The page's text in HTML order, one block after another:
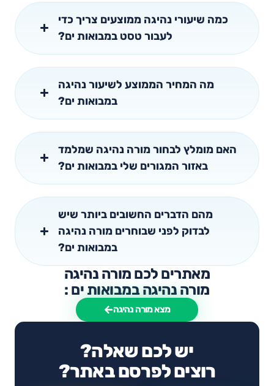
כמה שיעורי נהיגה ממוצעים צריך כדי
לעבור טסט במבואות ים?
מה המחיר הממוצע לשיעור נהיגה
במבואות ים?
האם מומלץ לבחור מורה נהיגה שמלמד
באזור המגורים שלי במבואות ים?
מהם הדברים החשובים ביותר שיש
לבדוק לפני שבוחרים מורה נהיגה
במבואות ים?
מאתרים לכם מורה נהיגה
מורה נהיגה במבואות ים :
מצא מורה נהיגה
יש לכם שאלה?
רוצים לפרסם באתר?